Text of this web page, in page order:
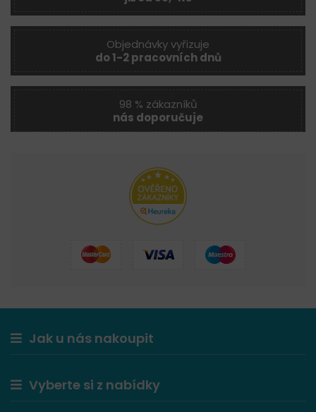
Objednávky vyřizuje
do 1-2 pracovních dnů
98 % zákazníků
nás doporučuje
Jak u nás nakoupit
Vyberte si z nabídky